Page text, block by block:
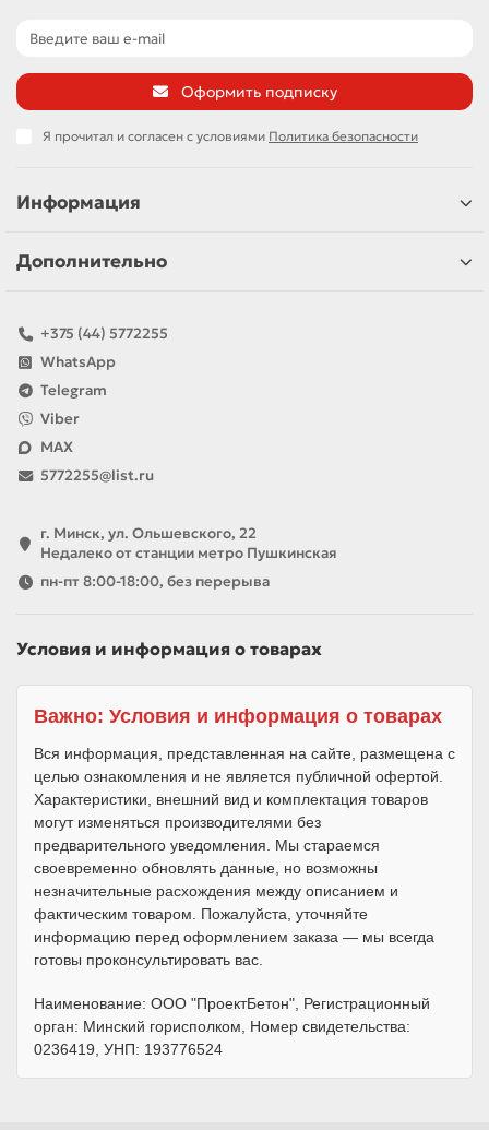
Оформить подписку
Я прочитал и согласен с условиями Политика безопасности
Информация
Дополнительно
+375 (44) 5772255
WhatsApp
Telegram
Viber
MAX
5772255@list.ru
г. Минск, ул. Ольшевского, 22
Недалеко от станции метро Пушкинская
пн-пт 8:00-18:00, без перерыва
Условия и информация о товарах
Важно: Условия и информация о товарах
Вся информация, представленная на сайте, размещена с
целью ознакомления и не является публичной офертой.
Характеристики, внешний вид и комплектация товаров
могут изменяться производителями без
предварительного уведомления. Мы стараемся
своевременно обновлять данные, но возможны
незначительные расхождения между описанием и
фактическим товаром. Пожалуйста, уточняйте
информацию перед оформлением заказа — мы всегда
готовы проконсультировать вас.
Наименование: ООО "ПроектБетон", Регистрационный
орган: Минский горисполком, Номер свидетельства:
0236419, УНП: 193776524